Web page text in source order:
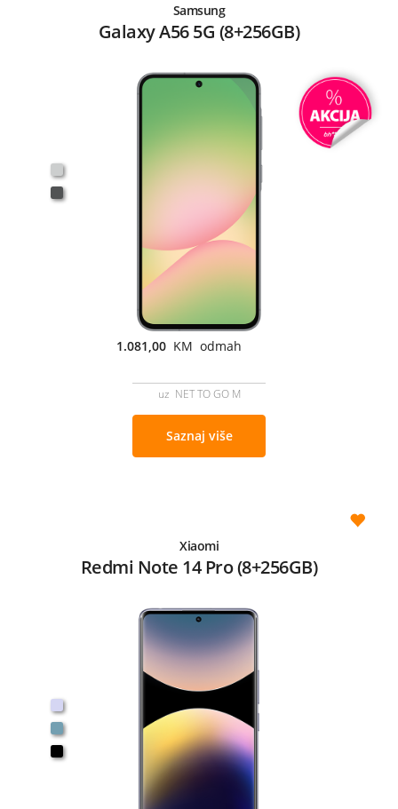
Samsung
Galaxy A56 5G (8+256GB)
1.081,00 KM odmah
uz NET TO GO M
Saznaj više
Xiaomi
Redmi Note 14 Pro (8+256GB)